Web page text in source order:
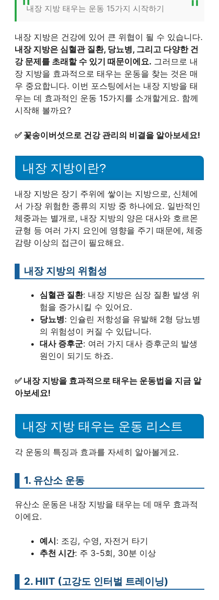
내장 지방 태우는 운동 15가지 시작하기
내장 지방은 건강에 있어 큰 위협이 될 수 있습니다.
내장 지방은 심혈관 질환, 당뇨병, 그리고 다양한 건
강 문제를 초래할 수 있기 때문이에요. 그러므로 내
장 지방을 효과적으로 태우는 운동을 찾는 것은 매
우 중요합니다. 이번 포스팅에서는 내장 지방을 태
우는 데 효과적인 운동 15가지를 소개할게요. 함께
시작해 볼까요?
✅ 꽃송이버섯으로 건강 관리의 비결을 알아보세요!
내장 지방이란?
내장 지방은 장기 주위에 쌓이는 지방으로, 신체에
서 가장 위험한 종류의 지방 중 하나에요. 일반적인
체중과는 별개로, 내장 지방의 양은 대사와 호르몬
균형 등 여러 가지 요인에 영향을 주기 때문에, 체중
감량 이상의 접근이 필요해요.
내장 지방의 위험성
심혈관 질환: 내장 지방은 심장 질환 발생 위
험을 증가시킬 수 있어요.
당뇨병: 인슐린 저항성을 유발해 2형 당뇨병
의 위험성이 커질 수 있답니다.
대사 증후군: 여러 가지 대사 증후군의 발생
원인이 되기도 하죠.
✅ 내장 지방을 효과적으로 태우는 운동법을 지금 알
아보세요!
내장 지방 태우는 운동 리스트
각 운동의 특징과 효과를 자세히 알아볼게요.
1. 유산소 운동
유산소 운동은 내장 지방을 태우는 데 매우 효과적
이에요.
예시 : 조깅, 수영, 자전거 타기
추천 시간: 주 3-5회, 30분 이상
2. HIIT (고강도 인터벌 트레이닝)